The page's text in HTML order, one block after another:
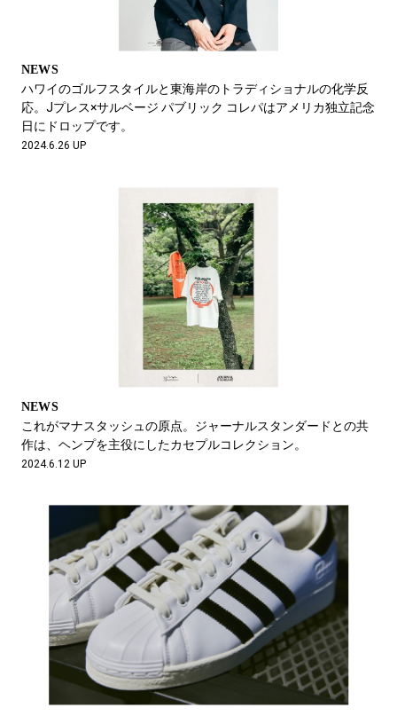
NEWS
ハワイのゴルフスタイルと東海岸のトラディショナルの化学反
応。Jプレス×サルベージ パブリック コレパはアメリカ独立記念
日にドロップです。
2024.6.26 UP
NEWS
これがマナスタッシュの原点。ジャーナルスタンダードとの共
作は、ヘンプを主役にしたカセプルコレクション。
2024.6.12 UP